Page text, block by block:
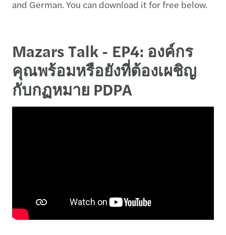
and German. You can download it for free below.
Mazars Talk - EP4: องค์กร
คุณพร้อมหรือยังที่ต้องเผชิญ
กับกฏหมาย PDPA